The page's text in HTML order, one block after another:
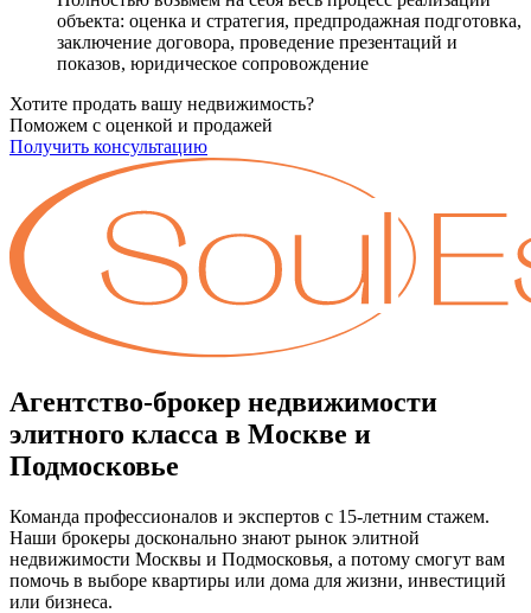
объекта: оценка и стратегия, предпродажная подготовка,
заключение договора, проведение презентаций и
показов, юридическое сопровождение
Хотите продать вашу недвижимость?
Поможем с оценкой и продажей
Получить консультацию
Агентство-брокер недвижимости
элитного класса в Москве и
Подмосковье
Команда профессионалов и экспертов с 15-летним стажем.
Наши брокеры досконально знают рынок элитной
недвижимости Москвы и Подмосковья, а потому смогут вам
помочь в выборе квартиры или дома для жизни, инвестиций
или бизнеса.